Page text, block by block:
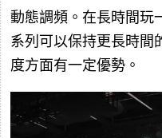
動態調頻。在長時間玩
系列可以保持更長時間
度方面有一定優勢。